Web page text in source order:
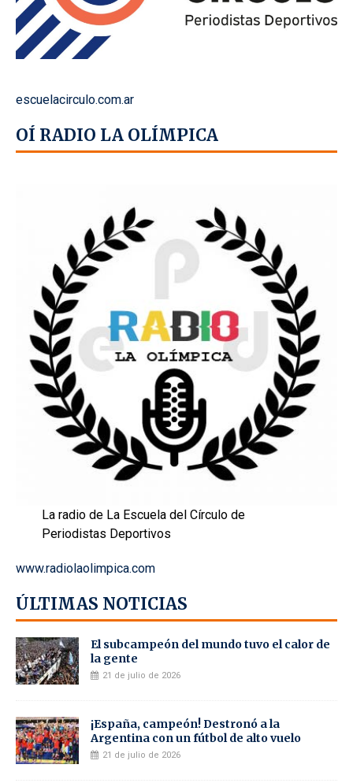
escuelacirculo.com.ar
OÍ RADIO LA OLÍMPICA
La radio de La Escuela del Círculo de
Periodistas Deportivos
www.radiolaolimpica.com
ÚLTIMAS NOTICIAS
El subcampeón del mundo tuvo el calor de
la gente
21 de julio de 2026
¡España, campeón! Destronó a la
Argentina con un fútbol de alto vuelo
21 de julio de 2026